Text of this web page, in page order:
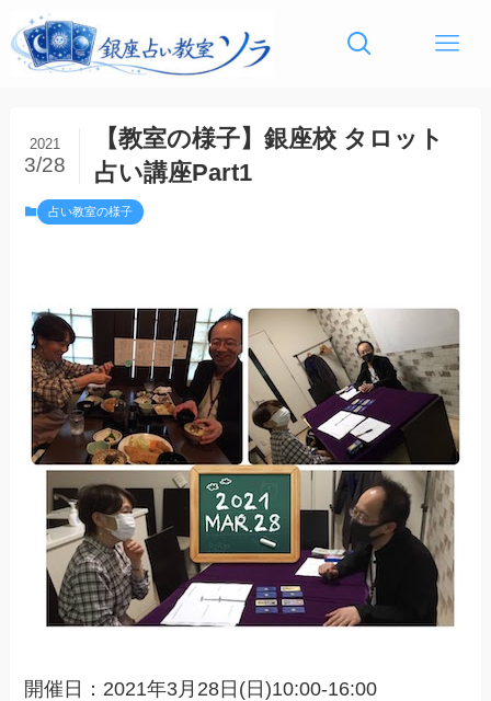
【教室の様子】銀座校 タロット
占い講座Part1
2021
3/28
占い教室の様子
開催日：2021年3月28日(日)10:00-16:00